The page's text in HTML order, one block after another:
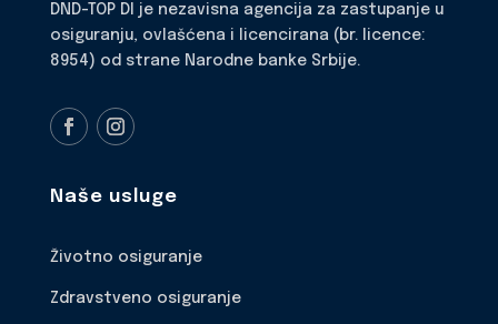
DND-TOP DI je nezavisna agencija za zastupanje u
osiguranju, ovlašćena i licencirana (br. licence:
8954) od strane Narodne banke Srbije.
Naše usluge
Životno osiguranje
Zdravstveno osiguranje